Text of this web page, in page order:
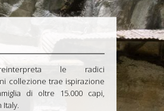
le radici
collezione trae ispirazione
di oltre 15.000 capi,